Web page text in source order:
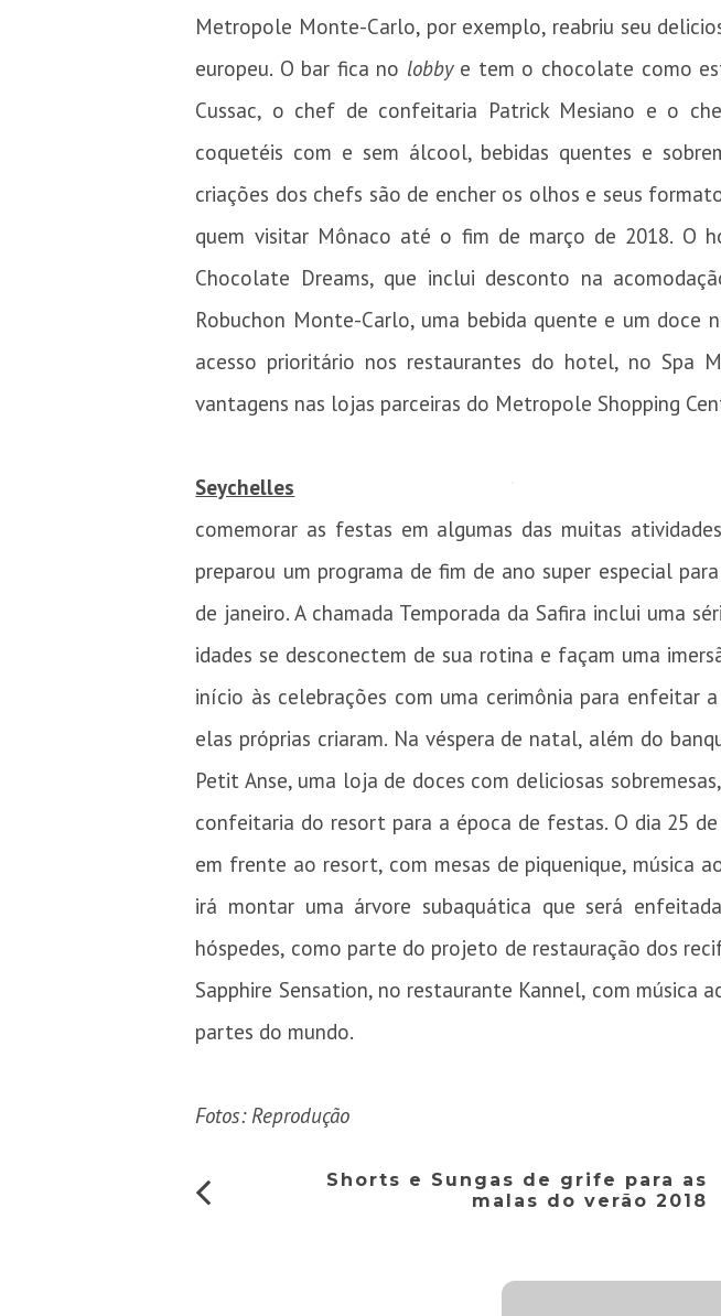
Metropole Monte-Carlo, por exemplo, reabriu seu
europeu. O bar fica no lobbye tem o chocolate como
Cussac, o chef de confeitaria Patrick Mesiano e o
coquetéis com e sem álcool, bebidas quentes e
criações dos chefs são de encher os olhos e seus
quem visitar Mônaco até o fim de março de 2018. O
Chocolate Dreams, que inclui desconto na
Robuchon Monte-Carlo, uma bebida quente e um
acesso prioritário nos restaurantes do hotel, no Spa
vantagens nas lojas parceiras do Metropole Shopping
Seychelles
comemorar as festas em algumas das muitas
preparou um programa de fim de ano super especial
de janeiro. A chamada Temporada da Safira inclui uma
idades se desconectem de sua rotina e façam uma
início às celebrações com uma cerimônia para enfeitar
elas próprias criaram. Na véspera de natal, além do
Petit Anse, uma loja de doces com deliciosas
confeitaria do resort para a época de festas. O dia 25
em frente ao resort, com mesas de piquenique,
irá montar uma árvore subaquática que será
hóspedes, como parte do projeto de restauração dos
Sapphire Sensation, no restaurante Kannel, com música
partes do mundo.
Fotos: Reprodução
Shorts e Sungas de grife para as
malas do verão 2018